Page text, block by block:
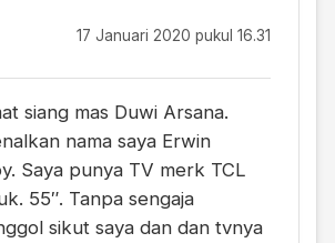
17 Januari 2020 pukul 16.31
siang mas Duwi Arsana.
nama saya Erwin
Saya punya TV merk TCL
55″. Tanpa sengaja
sikut saya dan dan tvnya